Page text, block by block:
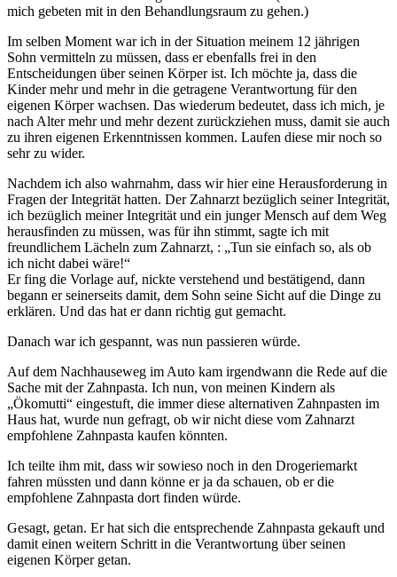
mich gebeten mit in den Behandlungsraum zu gehen.)
Im selben Moment war ich in der Situation meinem 12 jährigen
Sohn vermitteln zu müssen, dass er ebenfalls frei in den
Entscheidungen über seinen Körper ist. Ich möchte ja, dass die
Kinder mehr und mehr in die getragene Verantwortung für den
eigenen Körper wachsen. Das wiederum bedeutet, dass ich mich, je
nach Alter mehr und mehr dezent zurückziehen muss, damit sie auch
zu ihren eigenen Erkenntnissen kommen. Laufen diese mir noch so
sehr zu wider.
Nachdem ich also wahrnahm, dass wir hier eine Herausforderung in
Fragen der Integrität hatten. Der Zahnarzt bezüglich seiner Integrität,
ich bezüglich meiner Integrität und ein junger Mensch auf dem Weg
herausfinden zu müssen, was für ihn stimmt, sagte ich mit
freundlichem Lächeln zum Zahnarzt, : „Tun sie einfach so, als ob
ich nicht dabei wäre!“
Er fing die Vorlage auf, nickte verstehend und bestätigend, dann
begann er seinerseits damit, dem Sohn seine Sicht auf die Dinge zu
erklären. Und das hat er dann richtig gut gemacht.
Danach war ich gespannt, was nun passieren würde.
Auf dem Nachhauseweg im Auto kam irgendwann die Rede auf die
Sache mit der Zahnpasta. Ich nun, von meinen Kindern als
„Ökomutti“ eingestuft, die immer diese alternativen Zahnpasten im
Haus hat, wurde nun gefragt, ob wir nicht diese vom Zahnarzt
empfohlene Zahnpasta kaufen könnten.
Ich teilte ihm mit, dass wir sowieso noch in den Drogeriemarkt
fahren müssten und dann könne er ja da schauen, ob er die
empfohlene Zahnpasta dort finden würde.
Gesagt, getan. Er hat sich die entsprechende Zahnpasta gekauft und
damit einen weitern Schritt in die Verantwortung über seinen
eigenen Körper getan.